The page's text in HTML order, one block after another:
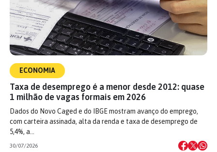
ECONOMIA
Taxa de desemprego é a menor desde 2012: quase
1 milhão de vagas formais em 2026
Dados do Novo Caged e do IBGE mostram avanço do emprego,
com carteira assinada, alta da renda e taxa de desemprego de
5,4%, a…
30/07/2026